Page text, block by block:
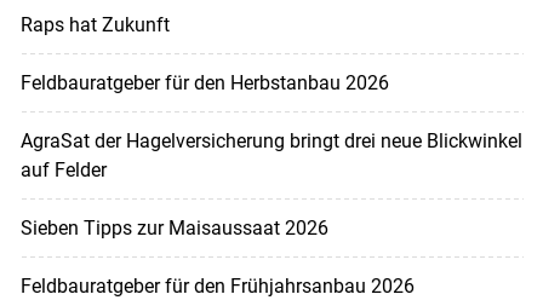
Raps hat Zukunft
Feldbauratgeber für den Herbstanbau 2026
AgraSat der Hagelversicherung bringt drei neue Blickwinkel
auf Felder
Sieben Tipps zur Maisaussaat 2026
Feldbauratgeber für den Frühjahrsanbau 2026